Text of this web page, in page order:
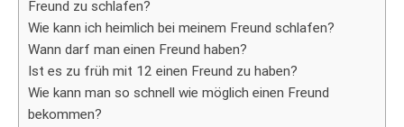
Freund zu schlafen?
Wie kann ich heimlich bei meinem Freund schlafen?
Wann darf man einen Freund haben?
Ist es zu früh mit 12 einen Freund zu haben?
Wie kann man so schnell wie möglich einen Freund
bekommen?